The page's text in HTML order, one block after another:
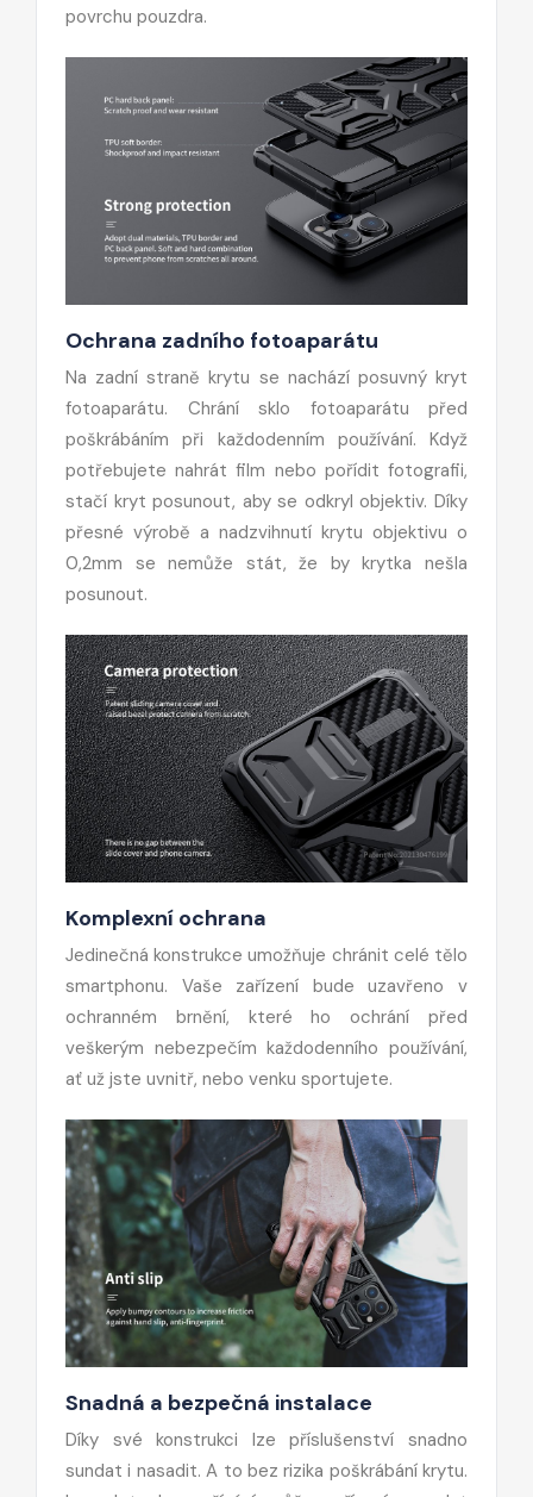
povrchu pouzdra.
Ochrana zadního fotoaparátu
Na zadní straně krytu se nachází posuvný kryt
fotoaparátu. Chrání sklo fotoaparátu před
poškrábáním při každodenním používání. Když
potřebujete nahrát film nebo pořídit fotografii,
stačí kryt posunout, aby se odkryl objektiv. Díky
přesné výrobě a nadzvihnutí krytu objektivu o
0,2mm se nemůže stát, že by krytka nešla
posunout.
Komplexní ochrana
Jedinečná konstrukce umožňuje chránit celé tělo
smartphonu. Vaše zařízení bude uzavřeno v
ochranném brnění, které ho ochrání před
veškerým nebezpečím každodenního používání,
ať už jste uvnitř, nebo venku sportujete.
Snadná a bezpečná instalace
Díky své konstrukci lze příslušenství snadno
sundat i nasadit. A to bez rizika poškrábání krytu.